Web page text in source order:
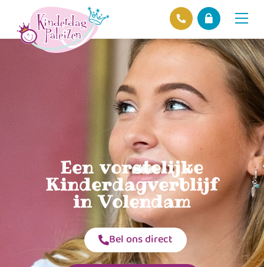
Een vorstelijke
Kinderdagverblijf
in Volendam
Bel ons direct